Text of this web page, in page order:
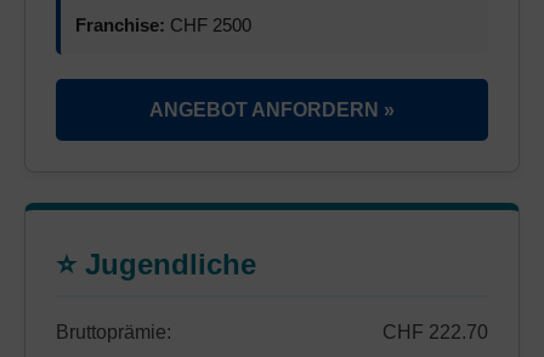
Franchise: CHF 2500
ANGEBOT ANFORDERN »
⭐ Jugendliche
Bruttoprämie:
CHF 222.70